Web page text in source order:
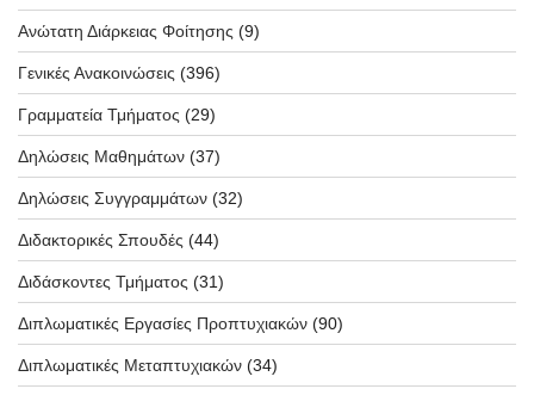
Ανώτατη Διάρκειας Φοίτησης (9)
Γενικές Ανακοινώσεις (396)
Γραμματεία Τμήματος (29)
Δηλώσεις Μαθημάτων (37)
Δηλώσεις Συγγραμμάτων (32)
Διδακτορικές Σπουδές (44)
Διδάσκοντες Τμήματος (31)
Διπλωματικές Εργασίες Προπτυχιακών (90)
Διπλωματικές Μεταπτυχιακών (34)